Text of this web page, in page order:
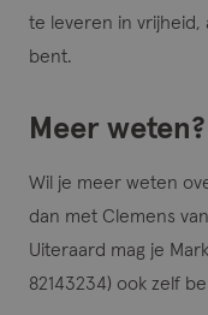
te leveren in vrijheid,
bent.
Meer weten?
Wil je meer weten
dan met Clemens
Uiteraard mag je
82143234) ook zelf